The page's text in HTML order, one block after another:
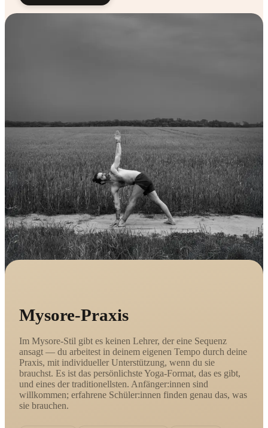
Mysore-Praxis
Im Mysore-Stil gibt es keinen Lehrer, der eine Sequenz
ansagt — du arbeitest in deinem eigenen Tempo durch deine
Praxis, mit individueller Unterstützung, wenn du sie
brauchst. Es ist das persönlichste Yoga-Format, das es gibt,
und eines der traditionellsten. Anfänger:innen sind
willkommen; erfahrene Schüler:innen finden genau das, was
sie brauchen.